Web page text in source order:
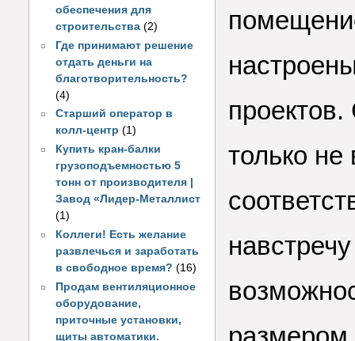
обеспечения для
строительства (2)
Где принимают решение
отдать деньги на
благотворительность?
(4)
Старший оператор в
колл-центр (1)
Купить кран-балки
грузоподъемностью 5
тонн от производителя |
Завод «Лидер-Металлист
(1)
Коллеги! Есть желание
развлечься и заработать
в свободное время? (16)
Продам вентиляционное
оборудование,
приточные установки,
щиты автоматики.
только не